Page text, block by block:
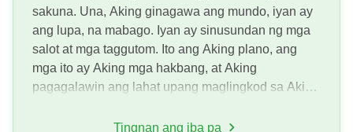
sakuna. Una, Aking ginagawa ang mundo, iyan ay
ang lupa, na mabago. Iyan ay sinusundan ng mga
salot at mga taggutom. Ito ang Aking plano, ang
mga ito ay Aking mga hakbang, at Aking
pagagalawin ang lahat upang maglingkod sa Akin,
gayon, ang buong mundo ng sansinuk...
Tingnan ang iba pa